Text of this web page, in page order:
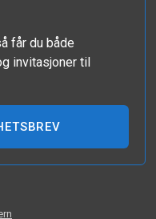
får du både
invitasjoner til